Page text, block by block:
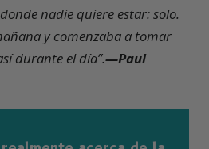
nadie quiere estar: solo.
y comenzaba a tomar
durante el día”.—Paul